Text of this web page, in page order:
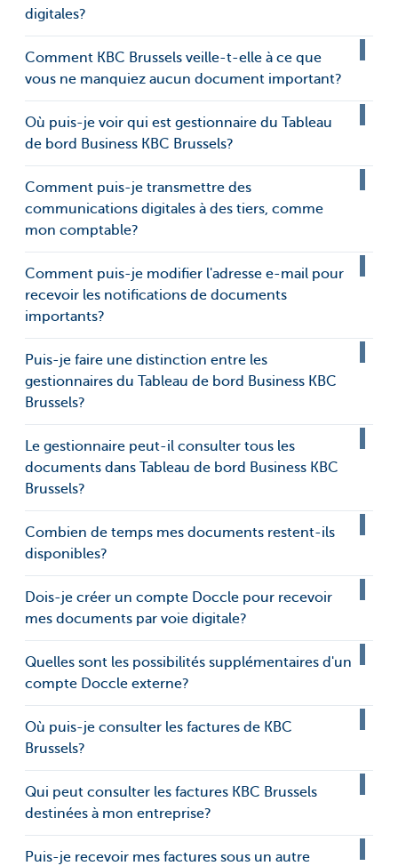
digitales?
Comment KBC Brussels veille-t-elle à ce que
vous ne manquiez aucun document important?
Où puis-je voir qui est gestionnaire du Tableau
de bord Business KBC Brussels?
Comment puis-je transmettre des
communications digitales à des tiers, comme
mon comptable?
Comment puis-je modifier l'adresse e-mail pour
recevoir les notifications de documents
importants?
Puis-je faire une distinction entre les
gestionnaires du Tableau de bord Business KBC
Brussels?
Le gestionnaire peut-il consulter tous les
documents dans Tableau de bord Business KBC
Brussels?
Combien de temps mes documents restent-ils
disponibles?
Dois-je créer un compte Doccle pour recevoir
mes documents par voie digitale?
Quelles sont les possibilités supplémentaires d'un
compte Doccle externe?
Où puis-je consulter les factures de KBC
Brussels?
Qui peut consulter les factures KBC Brussels
destinées à mon entreprise?
Puis-je recevoir mes factures sous un autre